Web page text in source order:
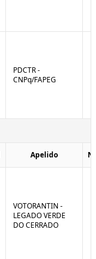
PDCTR -
CNPq/FAPEG
Apelido
VOTORANTIN -
LEGADO VERDE
DO CERRADO